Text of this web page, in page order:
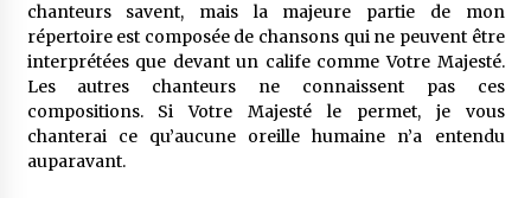
chanteurs savent, mais la majeure partie de mon
répertoire est composée de chansons qui ne peuvent être
interprétées que devant un calife comme Votre Majesté.
Les autres chanteurs ne connaissent pas ces
compositions. Si Votre Majesté le permet, je vous
chanterai ce qu’aucune oreille humaine n’a entendu
auparavant.